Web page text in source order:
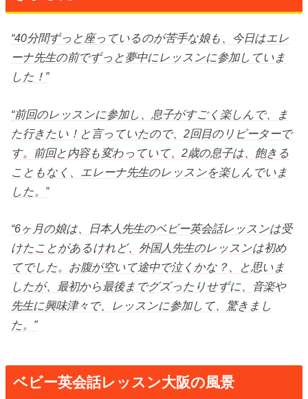
“40分間ずっと座っているのが苦手な娘も、今日はエレ
ーナ先生の前でずっと夢中にレッスンに参加していま
した！”
“前回のレッスンに参加し、息子がすごく楽しんで、ま
た行きたい！と言っていたので、2回目のリピーターで
す。前回と内容も変わっていて、2歳の息子は、飽きる
こともなく、エレーナ先生のレッスンを楽しんでいま
した。 ”
“6ヶ月の娘は、日本人先生のベビー英会話レッスンは受
けたことがあるけれど、外国人先生のレッスンは初め
てでした。お腹が空いて途中で泣くかな？、と思いま
したが、最初から最後までグズったりせずに、音楽や
先生に興味津々で、レッスンに参加して、驚きまし
た。”
ベビー英会話レッスン大阪の風景